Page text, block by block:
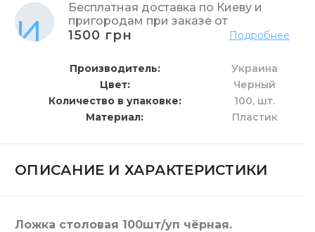
Бесплатная доставка по Киеву и
пригородам при заказе от
1500 грн Подробнее
Производитель
Украина
Цвет
Черный
Количество в упаковке
100, шт.
Материал
Пластик
ОПИСАНИЕ И ХАРАКТЕРИСТИКИ
Ложка столовая 100шт/уп чёрная.